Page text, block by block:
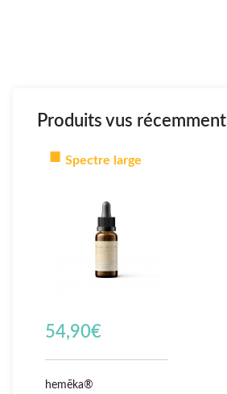
Produits vus récemment
Spectre large
54,90€
hemēka®